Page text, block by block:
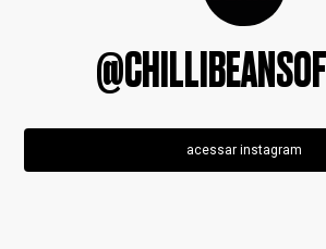
acessar instagram